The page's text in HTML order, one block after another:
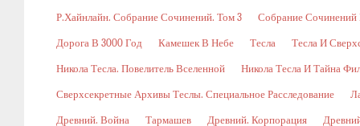
Р.Хайнлайн. Собрание Сочинений. Том 3 Собрание Сочинений
Дорога В 3000 Год Камешек В Небе Тесла Тесла И
Никола Тесла. Повелитель Вселенной Никола Тесла И Тайна
Сверхсекретные Архивы Теслы. Специальное Расследование
Древний. Война Тармашев Древний. Корпорация